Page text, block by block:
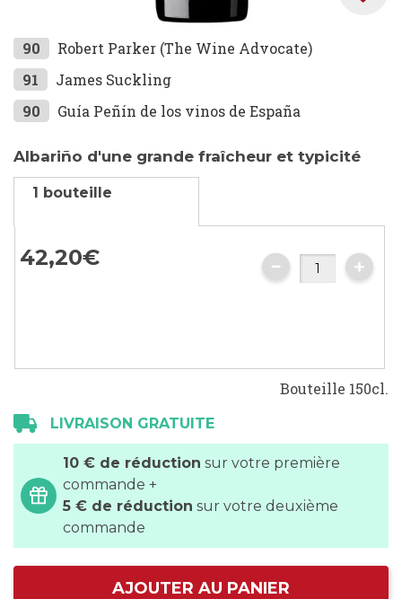
Skip
to
the
beginning
the
images
gallery
90
Robert Parker (The Wine Advocate)
91
James Suckling
90
Guía Peñín de los vinos de España
Albariño d'une grande fraîcheur et typicité
1 bouteille
42,20€
Bouteille 150cl.
LIVRAISON GRATUITE
10 € de réduction sur votre première
commande +
5 € de réduction sur votre deuxième
commande
AJOUTER AU PANIER